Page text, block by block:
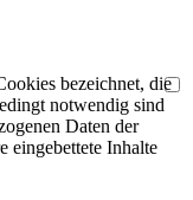
bezeichnet, die
notwendig sind
Daten der
eingebettete Inhalte